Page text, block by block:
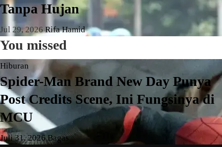
Tanpa Hujan
Jul 29, 2026Rifa Hamid
You missed
Hiburan
Spider-Man Brand New Day Punya
Post Credits Scene, Ini Fungsinya di
MCU
Juli 31, 2026Bagas